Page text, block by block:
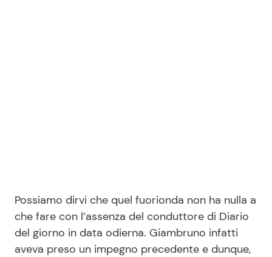
Pubblicità
Privacy Policy
Possiamo dirvi che quel fuorionda non ha nulla a
che fare con l’assenza del conduttore di Diario
del giorno in data odierna. Giambruno infatti
aveva preso un impegno precedente e dunque,